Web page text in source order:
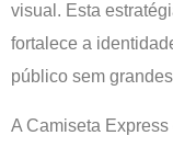
visual. Esta
fortalece a
público sem
A Camiseta